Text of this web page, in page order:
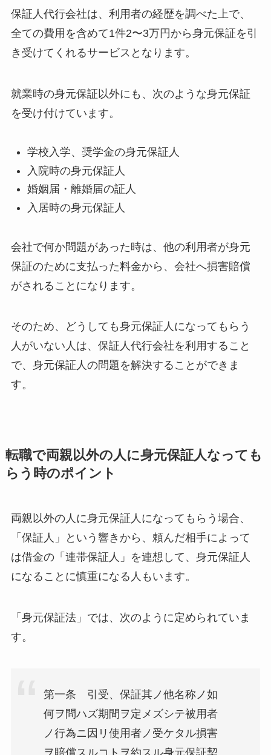
保証人代行会社は、利用者の経歴を調べた上で、
全ての費用を含めて1件2〜3万円から身元保証を引
き受けてくれるサービスとなります。
就業時の身元保証以外にも、次のような身元保証
を受け付けています。
学校入学、奨学金の身元保証人
入院時の身元保証人
婚姻届・離婚届の証人
入居時の身元保証人
会社で何か問題があった時は、他の利用者が身元
保証のために支払った料金から、会社へ損害賠償
がされることになります。
そのため、どうしても身元保証人になってもらう
人がいない人は、保証人代行会社を利用すること
で、身元保証人の問題を解決することができま
す。
転職で両親以外の人に身元保証人なっても
らう時のポイント
両親以外の人に身元保証人になってもらう場合、
「保証人」という響きから、頼んだ相手によって
は借金の「連帯保証人」を連想して、身元保証人
になることに慎重になる人もいます。
「身元保証法」では、次のように定められていま
す。
第一条 引受、保証其ノ他名称ノ如
何ヲ問ハズ期間ヲ定メズシテ被用者
ノ行為ニ因リ使用者ノ受ケタル損害
ヲ賠償スルコトヲ約スル身元保証契